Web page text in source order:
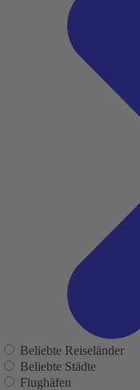
Beliebte Reiseländer
Beliebte Städte
Flughäfen